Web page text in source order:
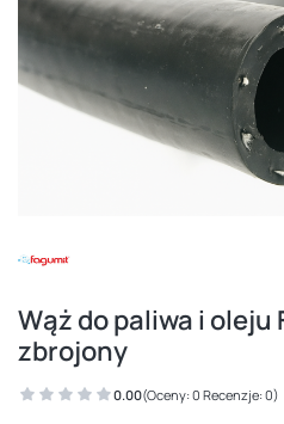
Wąż do paliwa i oleju
zbrojony
0.00(Oceny: 0 Recenzje: 0)